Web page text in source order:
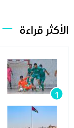
الأكثر قراءة